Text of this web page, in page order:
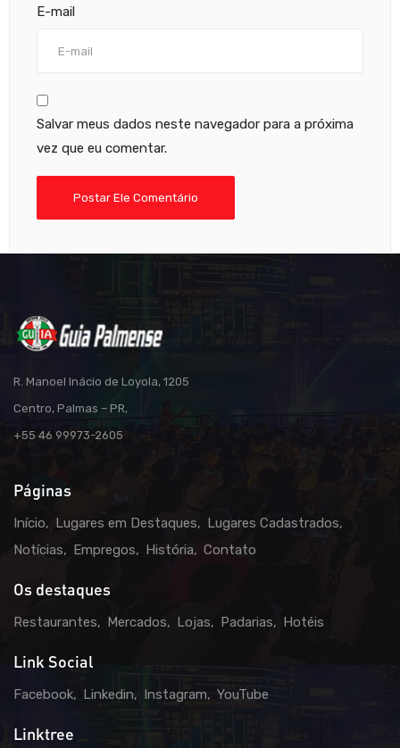
E-mail
Salvar meus dados neste navegador para a próxima
vez que eu comentar.
R. Manoel Inácio de Loyola, 1205
Centro, Palmas – PR,
+55 46 99973-2605
Páginas
Início Lugares em Destaques
Lugares Cadastrados
Notícias
Empregos História Contato
Os destaques
Restaurantes Mercados Lojas Padarias Hotéis
Link Social
Facebook Linkedin Instagram YouTube
Linktree